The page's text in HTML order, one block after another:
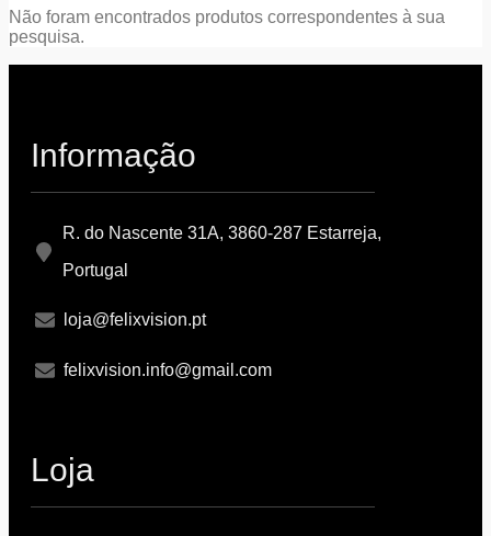
Não foram encontrados produtos correspondentes à sua
pesquisa.
Informação
R. do Nascente 31A, 3860-287 Estarreja,
Portugal
loja@felixvision.pt
felixvision.info@gmail.com
Loja